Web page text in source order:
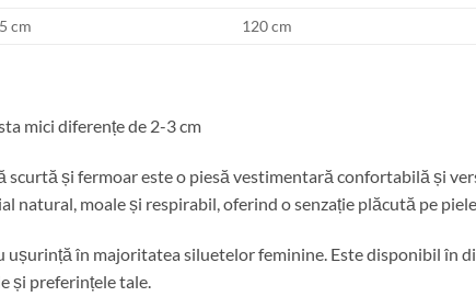
cm 120 cm
mici diferențe de 2-3 cm
scurtă și fermoar este o piesă vestimentară confortabilă și
natural, moale și respirabil, oferind o senzație plăcută pe
ușurință în majoritatea siluetelor feminine. Este disponibil în
și preferințele tale.